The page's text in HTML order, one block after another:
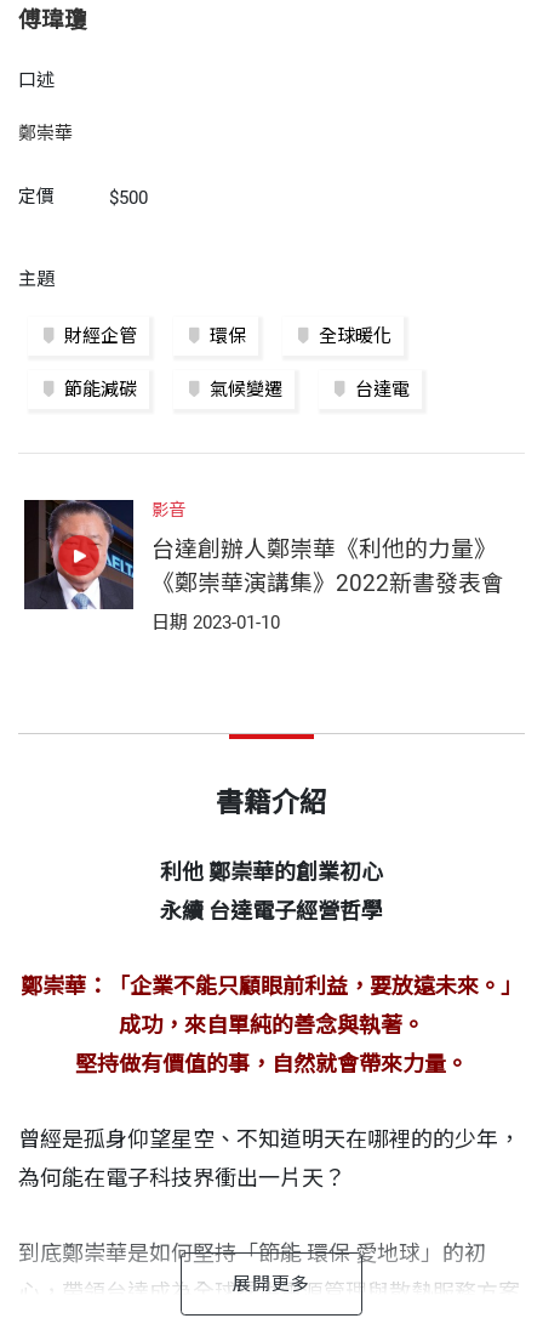
傅瑋瓊
口述
鄭崇華
定價 $500
主題
財經企管 環保 全球暖化
節能減碳 氣候變遷 台達電
影音
台達創辦人鄭崇華《利他的力量》
《鄭崇華演講集》2022新書發表會
日期 2023-01-10
書籍介紹
利他 鄭崇華的創業初心
永續 台達電子經營哲學
鄭崇華：「企業不能只顧眼前利益，要放遠未來。」
成功，來自單純的善念與執著。
堅持做有價值的事，自然就會帶來力量。
曾經是孤身仰望星空、不知道明天在哪裡的的少年，
為何能在電子科技界衝出一片天？
到底鄭崇華是如何堅持「節能 環保 愛地球」的初
心，帶領台達成為全球提供電源管理與散熱服務方案